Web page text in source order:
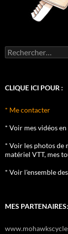
Rechercher :
CLIQUE ICI POUR :
* Me contacter
* Voir mes vidéos
* Voir les photos de
matériel VTT, mes
* Voir l'ensemble
MES PARTENAIRES: